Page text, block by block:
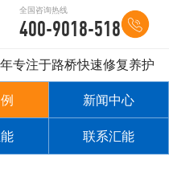
全国咨询热线
400-9018-518
专注于路桥快速修复养护
新闻中心
联系汇能